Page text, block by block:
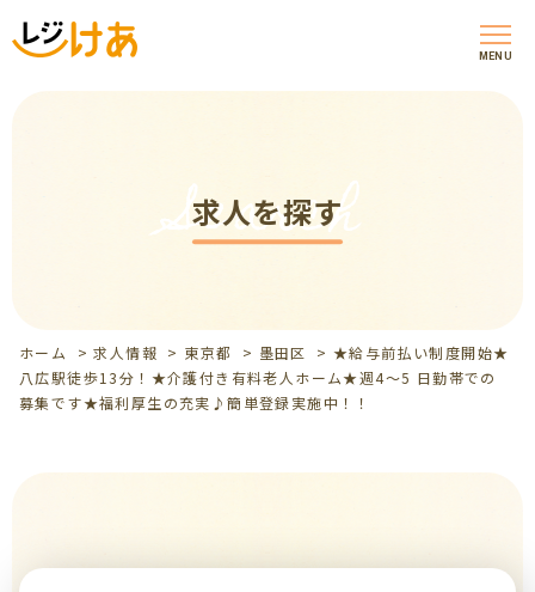
MENU
求人を探す
Search
ホーム >求人情報 > 東京都 > 墨田区 >★給与前払い制度開始★
八広駅徒歩13分！★介護付き有料老人ホーム★週4～5 日勤帯での
募集です★福利厚生の充実♪簡単登録実施中！！